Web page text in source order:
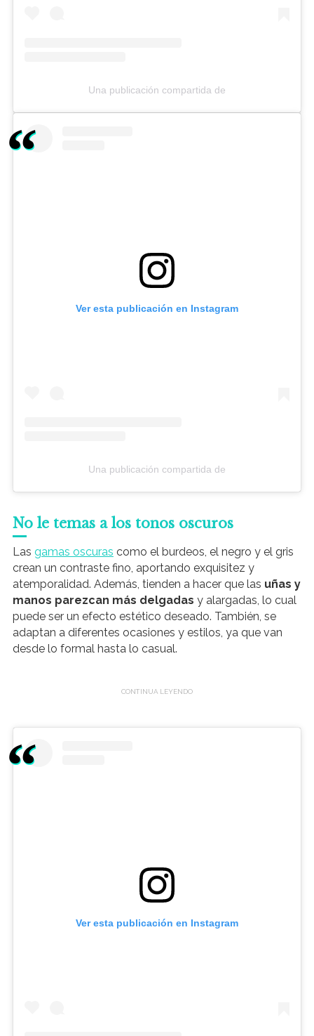
Una publicación compartida de
Ver esta publicación en Instagram
Una publicación compartida de
No le temas a los tonos oscuros
Las gamas oscuras como el burdeos, el negro y el gris
crean un contraste fino, aportando exquisitez y
atemporalidad. Además, tienden a hacer que las uñas y
manos parezcan más delgadas y alargadas, lo cual
puede ser un efecto estético deseado. También, se
adaptan a diferentes ocasiones y estilos, ya que van
desde lo formal hasta lo casual.
Ver esta publicación en Instagram